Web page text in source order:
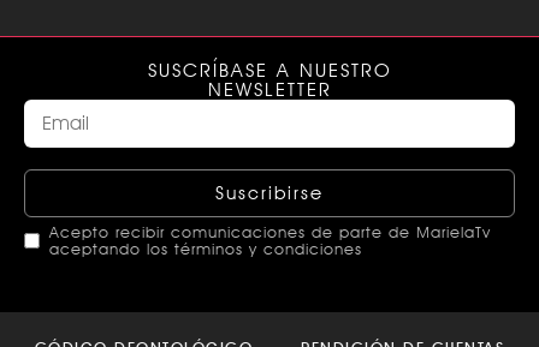
SUSCRÍBASE A NUESTRO
NEWSLETTER
Suscribirse
Acepto recibir comunicaciones de parte de MarielaTv
aceptando los términos y condiciones